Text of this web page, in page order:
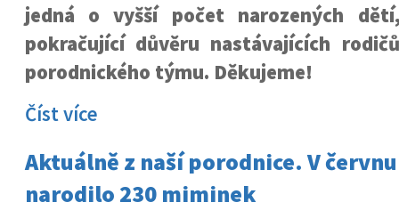
jedná o vyšší počet narozených
pokračující důvěru nastávajících
porodnického týmu. Děkujeme!
Číst více
Aktuálně z naší porodnice. V červnu
narodilo 230 miminek